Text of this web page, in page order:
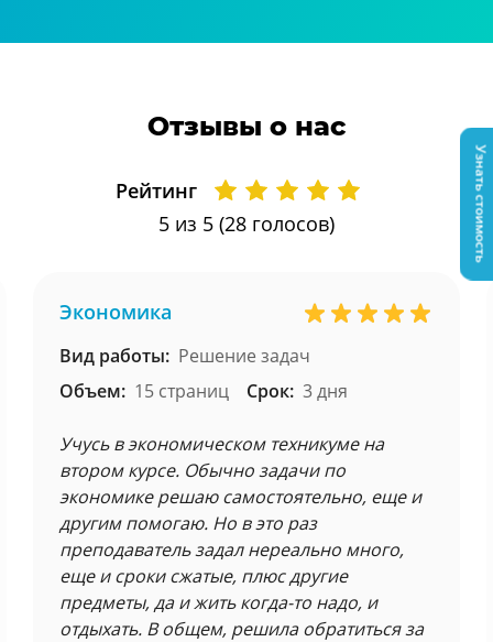
Отзывы о нас
Рейтинг
5 из 5 (28 голосов)
Экономика
Вид работы: Решение задач
Объем: 15 страниц Срок: 3 дня
Учусь в экономическом техникуме на
втором курсе. Обычно задачи по
экономике решаю самостоятельно, еще и
другим помогаю. Но в это раз
преподаватель задал нереально много,
еще и сроки сжатые, плюс другие
предметы, да и жить когда-то надо, и
отдыхать. В общем, решила обратиться за
Узнать стоимость